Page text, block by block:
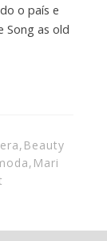
o país e
Song as old
, Beauty
, Mari